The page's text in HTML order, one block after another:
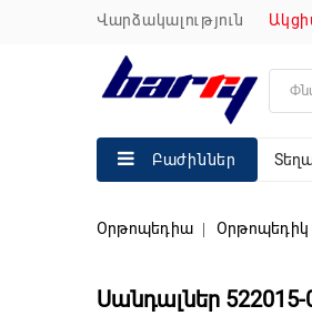
վարձակալություն
Բաժիններ
Օրթոպեդիա Օրթոպեդիկ
Սանդալներ